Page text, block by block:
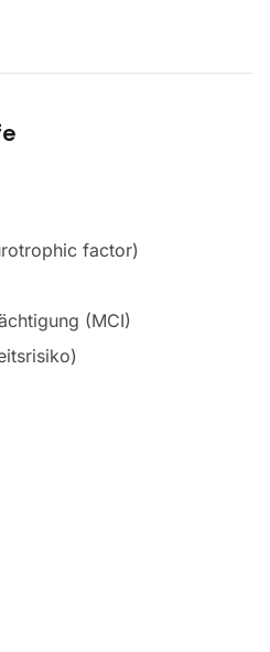
factor)
(MCI)